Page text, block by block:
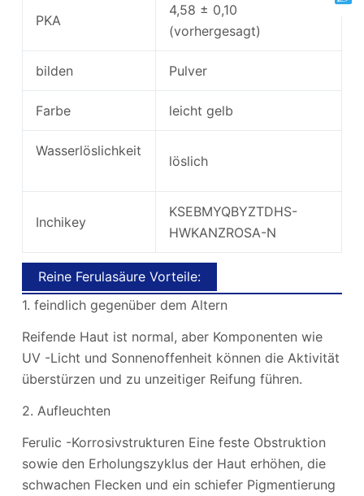
PKA
4,58 ± 0,10
(vorhergesagt)
bilden Pulver
Farbe leicht gelb
Wasserlöslichkeit
löslich
Inchikey
KSEBMYQBYZTDHS-
HWKANZROSA-N
Reine Ferulasäure Vorteile:
1. feindlich gegenüber dem Altern
Reifende Haut ist normal, aber Komponenten wie
UV -Licht und Sonnenoffenheit können die Aktivität
überstürzen und zu unzeitiger Reifung führen.
2. Aufleuchten
Ferulic -Korrosivstrukturen Eine feste Obstruktion
sowie den Erholungszyklus der Haut erhöhen, die
schwachen Flecken und ein schiefer Pigmentierung